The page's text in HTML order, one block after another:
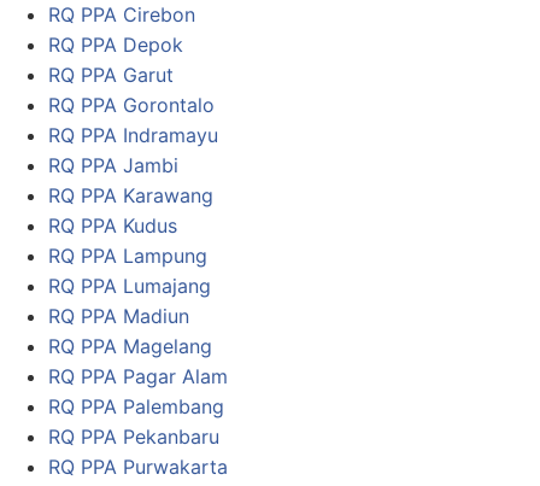
RQ PPA Cirebon
RQ PPA Depok
RQ PPA Garut
RQ PPA Gorontalo
RQ PPA Indramayu
RQ PPA Jambi
RQ PPA Karawang
RQ PPA Kudus
RQ PPA Lampung
RQ PPA Lumajang
RQ PPA Madiun
RQ PPA Magelang
RQ PPA Pagar Alam
RQ PPA Palembang
RQ PPA Pekanbaru
RQ PPA Purwakarta